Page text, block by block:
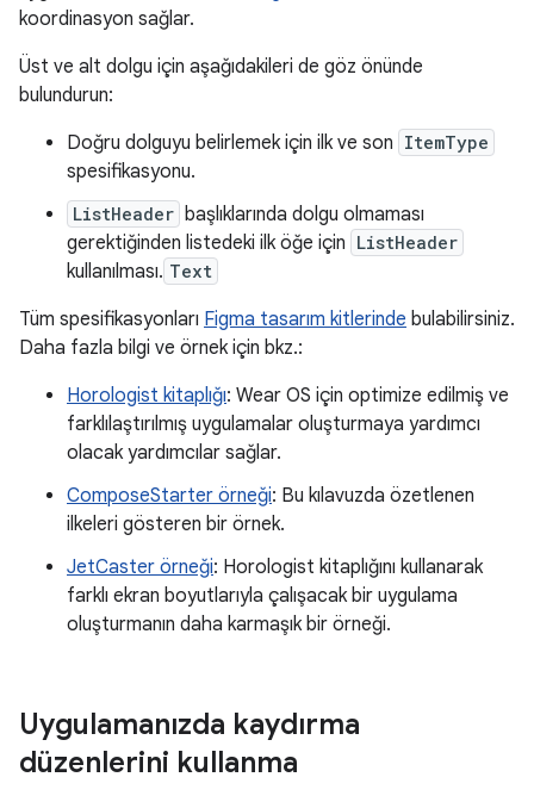
koordinasyon sağlar.
Üst ve alt dolgu için aşağıdakileri de göz önünde
bulundurun:
Doğru dolguyu belirlemek için ilk ve son ItemType
spesifikasyonu.
ListHeader başlıklarında dolgu olmaması
gerektiğinden listedeki ilk öğe için ListHeader
kullanılması. Text
Tüm spesifikasyonları Figma tasarım kitlerinde bulabilirsiniz.
Daha fazla bilgi ve örnek için bkz.:
Horologist kitaplığı: Wear OS için optimize edilmiş ve
farklılaştırılmış uygulamalar oluşturmaya yardımcı
olacak yardımcılar sağlar.
ComposeStarter örneği: Bu kılavuzda özetlenen
ilkeleri gösteren bir örnek.
JetCaster örneği: Horologist kitaplığını kullanarak
farklı ekran boyutlarıyla çalışacak bir uygulama
oluşturmanın daha karmaşık bir örneği.
Uygulamanızda kaydırma
düzenlerini kullanma